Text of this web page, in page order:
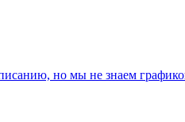
но мы не знаем